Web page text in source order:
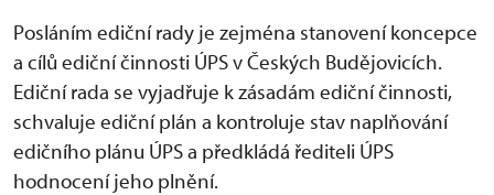
Posláním ediční rady je zejména stanovení koncepce
a cílů ediční činnosti ÚPS v Českých Budějovicích.
Ediční rada se vyjadřuje k zásadám ediční činnosti,
schvaluje ediční plán a kontroluje stav naplňování
edičního plánu ÚPS a předkládá řediteli ÚPS
hodnocení jeho plnění.